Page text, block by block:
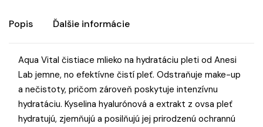
Popis Ďalšie informácie
Aqua Vital čistiace mlieko na hydratáciu pleti od Anesi
Lab jemne, no efektívne čistí pleť. Odstraňuje make-up
a nečistoty, pričom zároveň poskytuje intenzívnu
hydratáciu. Kyselina hyalurónová a extrakt z ovsa pleť
hydratujú, zjemňujú a posilňujú jej prirodzenú ochrannú